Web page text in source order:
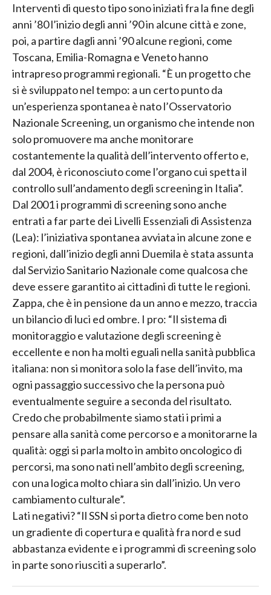
Interventi di questo tipo sono iniziati fra la fine degli
anni ’80 l’inizio degli anni ’90 in alcune città e zone,
poi, a partire dagli anni ’90 alcune regioni, come
Toscana, Emilia-Romagna e Veneto hanno
intrapreso programmi regionali. “È un progetto che
si è sviluppato nel tempo: a un certo punto da
un’esperienza spontanea è nato l’Osservatorio
Nazionale Screening, un organismo che intende non
solo promuovere ma anche monitorare
costantemente la qualità dell’intervento offerto e,
dal 2004, è riconosciuto come l’organo cui spetta il
controllo sull’andamento degli screening in Italia”.
Dal 2001 i programmi di screening sono anche
entrati a far parte dei Livelli Essenziali di Assistenza
(Lea): l’iniziativa spontanea avviata in alcune zone e
regioni, dall’inizio degli anni Duemila è stata assunta
dal Servizio Sanitario Nazionale come qualcosa che
deve essere garantito ai cittadini di tutte le regioni.
Zappa, che è in pensione da un anno e mezzo, traccia
un bilancio di luci ed ombre. I pro: “Il sistema di
monitoraggio e valutazione degli screening è
eccellente e non ha molti eguali nella sanità pubblica
italiana: non si monitora solo la fase dell’invito, ma
ogni passaggio successivo che la persona può
eventualmente seguire a seconda del risultato.
Credo che probabilmente siamo stati i primi a
pensare alla sanità come percorso e a monitorarne la
qualità: oggi si parla molto in ambito oncologico di
percorsi, ma sono nati nell’ambito degli screening,
con una logica molto chiara sin dall’inizio. Un vero
cambiamento culturale”.
Lati negativi? “Il SSN si porta dietro come ben noto
un gradiente di copertura e qualità fra nord e sud
abbastanza evidente e i programmi di screening solo
in parte sono riusciti a superarlo”.